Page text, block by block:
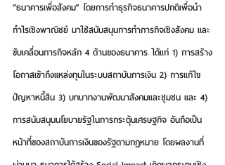
“ธนาคารเพื่อสังคม” โดยการทำธุรกิจธนาคารปกติเพื่อนำ
กำไรเชิงพาณิชย์ มาใช้สนับสนุนการทำภารกิจเชิงสังคม และ
ขับเคลื่อนภารกิจหลัก 4 ด้านของธนาคาร ได้แก่ 1) การสร้าง
โอกาสเข้าถึงแหล่งทุนในระบบสถาบันการเงิน 2) การแก้ไข
ปัญหาหนี้สิน 3) บทบาทงานพัฒนาสังคมและชุมชน และ 4)
การสนับสนุนนโยบายรัฐในการกระตุ้นเศรษฐกิจ อันถือเป็น
หน้าที่ของสถาบันการเงินของรัฐตามกฎหมาย โดยผลงานที่